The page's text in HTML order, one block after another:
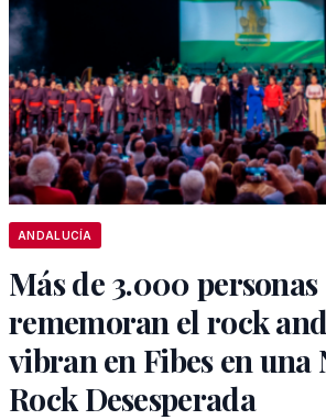
ANDALUCÍA
Más de 3.000 personas
rememoran el rock
vibran en Fibes en una
Rock Desesperada